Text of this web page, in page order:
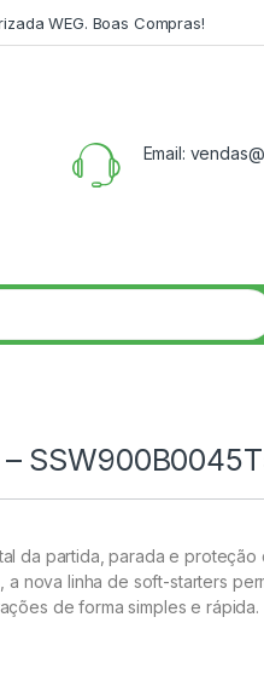
WEG. Boas Compras!
Email:
da partida, parada e proteção
nova linha de soft-starters
de forma simples e rápida.